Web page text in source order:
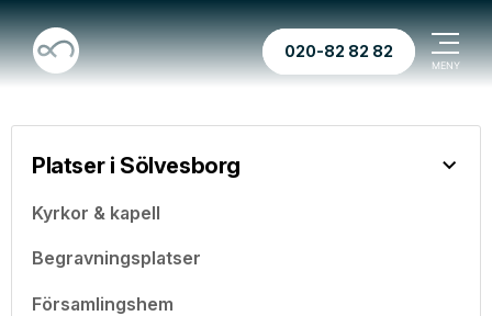
020-82 82 82
Platser i Sölvesborg
Kyrkor & kapell
Begravningsplatser
Församlingshem